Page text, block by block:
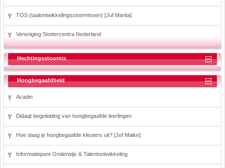
TOS (taalontwikkelingsstoornissen) [Juf Marita]
Vereniging Stottercentra Nederland
Hechtingsstoornis
Hoogbegaafdheid
Acadin
Didaqt begeleiding van hoogbegaafde leerlingen
Hoe daag je hoogbegaafde kleuters uit? [Juf Maike]
Informatiepunt Onderwijs & Talentontwikkeling